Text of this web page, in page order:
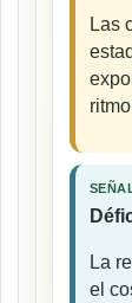
Las
La
el